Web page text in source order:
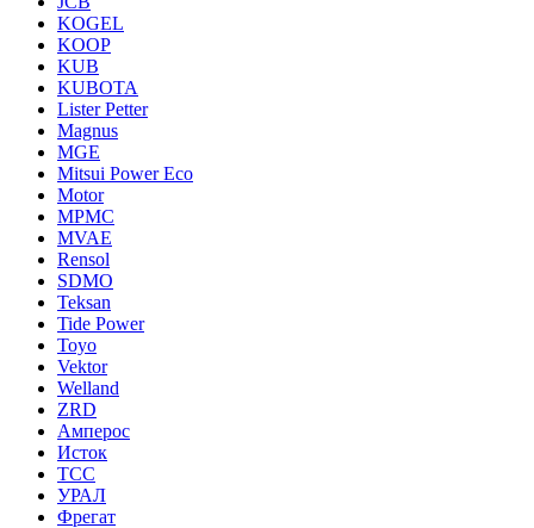
KOGEL
KOOP
KUB
KUBOTA
Lister Petter
Magnus
MGE
Mitsui Power Eco
Motor
MPMC
MVAE
Rensol
SDMO
Teksan
Tide Power
Toyo
Vektor
Welland
ZRD
Амперос
Исток
ТСС
УРАЛ
Фрегат